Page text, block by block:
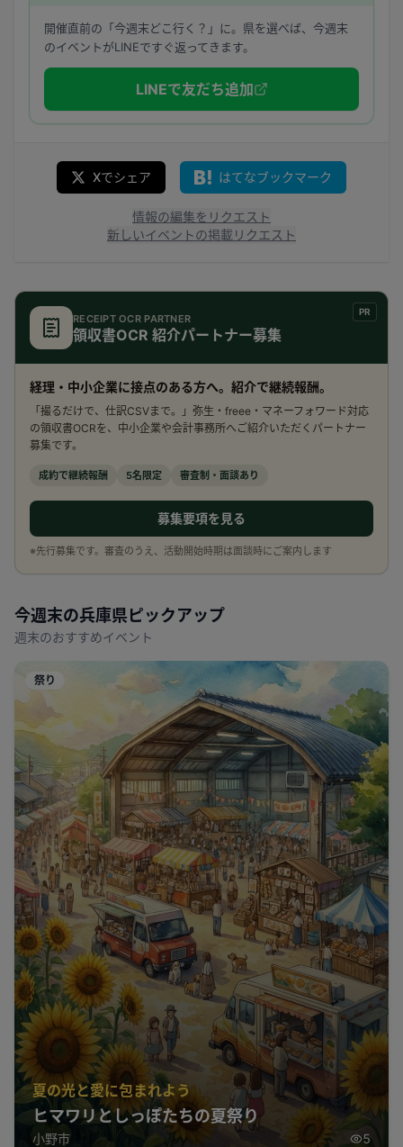
開催直前の「今週末どこ行く？」に。県を選べば、今週末
のイベントがLINEですぐ返ってきます。
LINEで友だち追加
Xでシェア はてなブックマーク
情報の編集をリクエスト
新しいイベントの掲載リクエスト
PR
RECEIPT OCR PARTNER
領収書OCR 紹介パートナー募集
経理・中小企業に接点のある方へ。紹介で継続報酬。
「撮るだけで、仕訳CSVまで。」弥生・freee・マネーフォワード対応
の領収書OCRを、中小企業や会計事務所へご紹介いただくパートナー
募集です。
成約で継続報酬 5名限定 審査制・面談あり
募集要項を見る
※先行募集です。審査のうえ、活動開始時期は面談時にご案内します
今週末の兵庫県 ピックアップ
週末のおすすめイベント
祭り
夏の光と愛に包まれよう
ヒマワリとしっぽたちの夏祭り
小野市 5